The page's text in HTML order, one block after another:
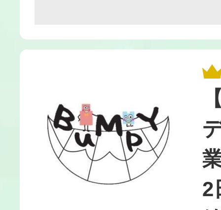
2